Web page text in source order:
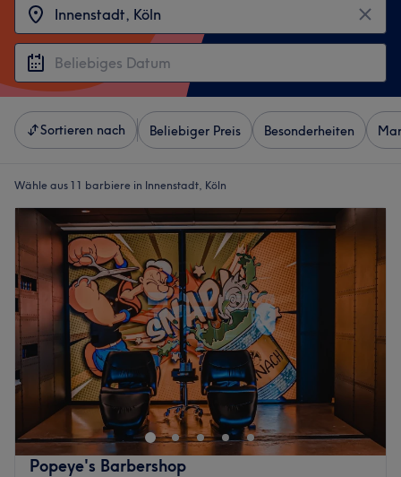
Sortieren nach Beliebiger Preis Besonderheiten
Wähle aus 11 barbiere in Innenstadt, Köln
Popeye's Barbershop